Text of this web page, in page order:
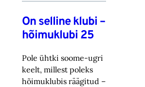
On selline klubi –
hõimuklubi 25
Pole ühtki soome-ugri
keelt, millest poleks
hõimuklubis räägitud –